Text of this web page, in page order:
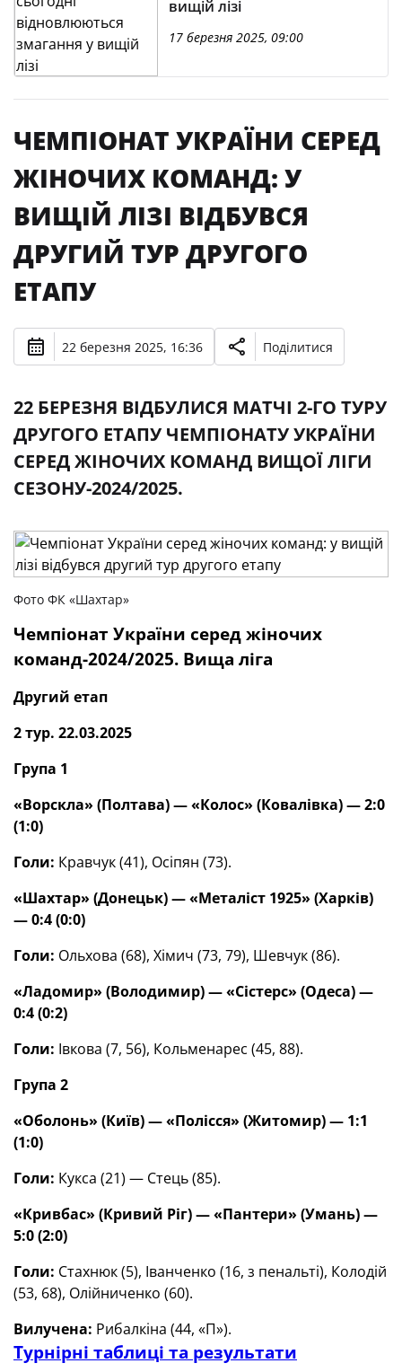
вищій лізі
17 березня 2025, 09:00
ЧЕМПІОНАТ УКРАЇНИ СЕРЕД
ЖІНОЧИХ КОМАНД: У
ВИЩІЙ ЛІЗІ ВІДБУВСЯ
ДРУГИЙ ТУР ДРУГОГО
ЕТАПУ
22 березня 2025, 16:36 Поділитися
22 БЕРЕЗНЯ ВІДБУЛИСЯ МАТЧІ 2-ГО ТУРУ
ДРУГОГО ЕТАПУ ЧЕМПІОНАТУ УКРАЇНИ
СЕРЕД ЖІНОЧИХ КОМАНД ВИЩОЇ ЛІГИ
СЕЗОНУ-2024/2025.
Фото ФК «Шахтар»
Чемпіонат України серед жіночих
команд-2024/2025. Вища ліга
Другий етап
2 тур. 22.03.2025
Група 1
«Ворскла» (Полтава) — «Колос» (Ковалівка) — 2:0
(1:0)
Голи: Кравчук (41), Осіпян (73).
«Шахтар» (Донецьк) — «Металіст 1925» (Харків)
— 0:4 (0:0)
Голи: Ольхова (68), Хімич (73, 79), Шевчук (86).
«Ладомир» (Володимир) — «Сістерс» (Одеса) —
0:4 (0:2)
Голи: Івкова (7, 56), Кольменарес (45, 88).
Група 2
«Оболонь» (Київ) — «Полісся» (Житомир) — 1:1
(1:0)
Голи: Кукса (21) — Стець (85).
«Кривбас» (Кривий Ріг) —«Пантери» (Умань) —
5:0 (2:0)
Голи: Стахнюк (5), Іванченко (16, з пенальті), Колодій
(53, 68), Олійниченко (60).
Вилучена: Рибалкіна (44, «П»).
Турнірні таблиці та результати